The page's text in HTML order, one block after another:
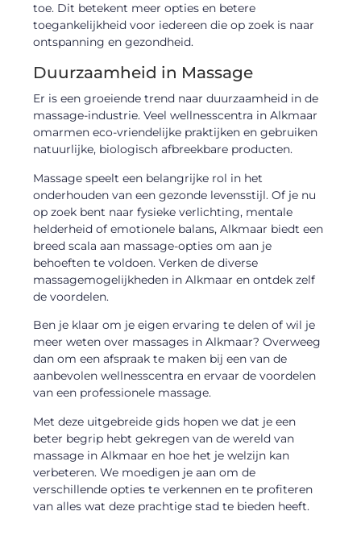
toe. Dit betekent meer opties en betere
toegankelijkheid voor iedereen die op zoek is naar
ontspanning en gezondheid.
Duurzaamheid in Massage
Er is een groeiende trend naar duurzaamheid in de
massage-industrie. Veel wellnesscentra in Alkmaar
omarmen eco-vriendelijke praktijken en gebruiken
natuurlijke, biologisch afbreekbare producten.
Massage speelt een belangrijke rol in het
onderhouden van een gezonde levensstijl. Of je nu
op zoek bent naar fysieke verlichting, mentale
helderheid of emotionele balans, Alkmaar biedt een
breed scala aan massage-opties om aan je
behoeften te voldoen. Verken de diverse
massagemogelijkheden in Alkmaar en ontdek zelf
de voordelen.
Ben je klaar om je eigen ervaring te delen of wil je
meer weten over massages in Alkmaar? Overweeg
dan om een afspraak te maken bij een van de
aanbevolen wellnesscentra en ervaar de voordelen
van een professionele massage.
Met deze uitgebreide gids hopen we dat je een
beter begrip hebt gekregen van de wereld van
massage in Alkmaar en hoe het je welzijn kan
verbeteren. We moedigen je aan om de
verschillende opties te verkennen en te profiteren
van alles wat deze prachtige stad te bieden heeft.